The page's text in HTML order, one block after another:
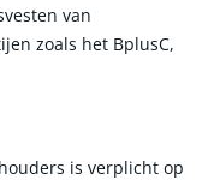
van
zoals het BplusC,
is verplicht op